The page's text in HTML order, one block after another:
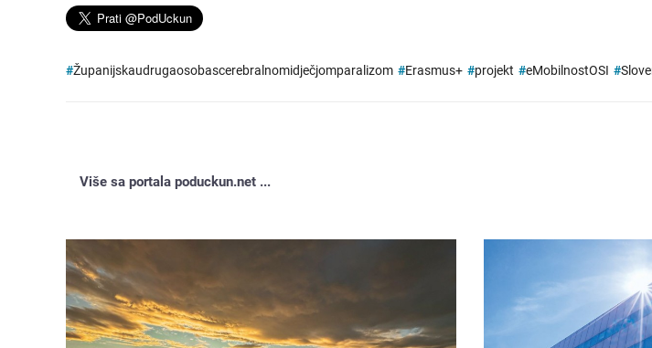
#Županijskaudrugaosobascerebralnomidječjomparalizom #Erasmus+ #projekt #eMobilnostOSI #
Više sa portala poduckun.net ...